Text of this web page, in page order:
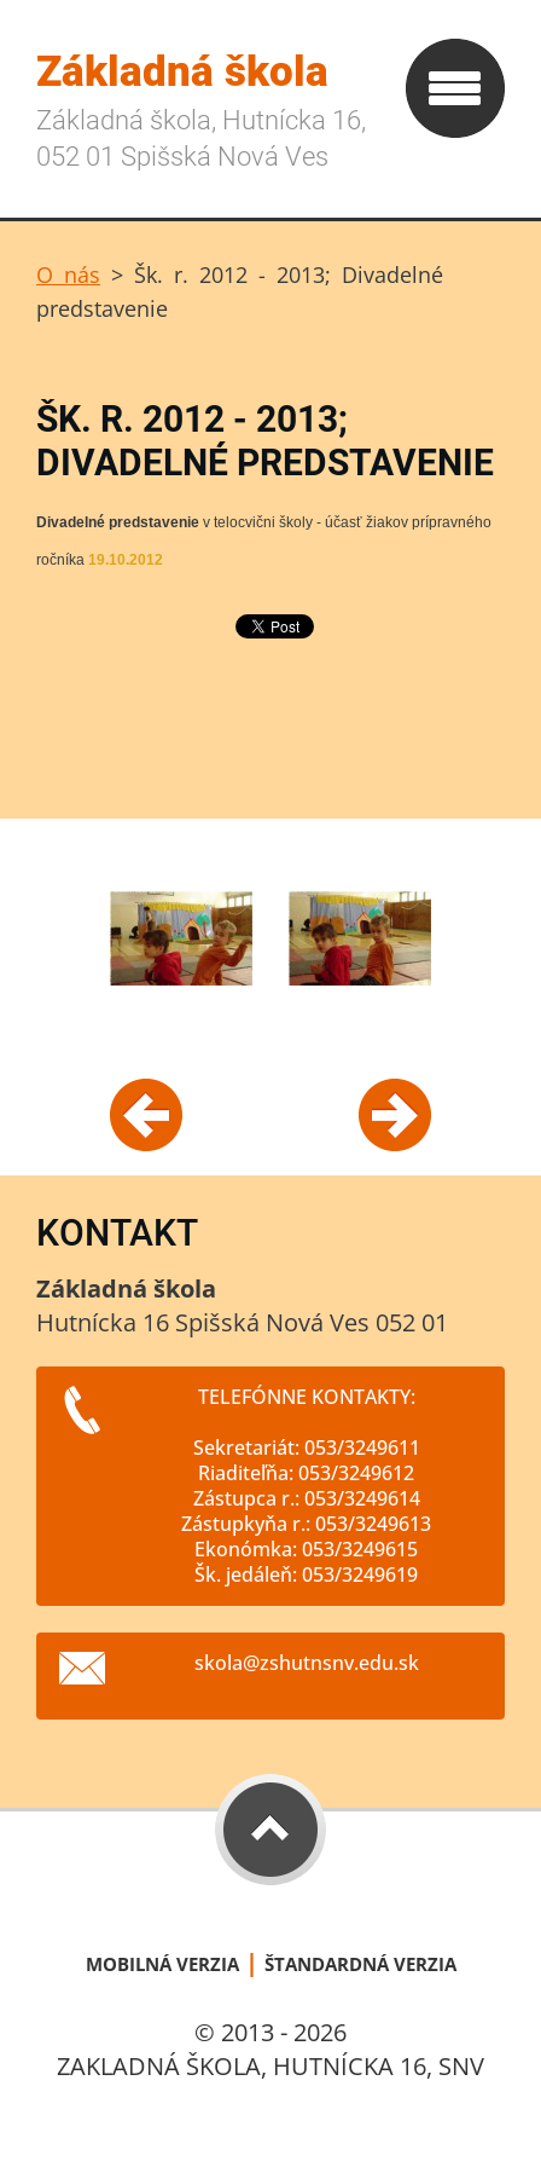
Základná škola
Základná škola, Hutnícka 16,
052 01 Spišská Nová Ves
O nás > Šk. r. 2012 - 2013; Divadelné
predstavenie
ŠK. R. 2012 - 2013;
DIVADELNÉ PREDSTAVENIE
Divadelné predstavenie v telocvični školy - účasť žiakov prípravného
ročníka 19.10.2012
KONTAKT
Základná škola
Hutnícka 16 Spišská Nová Ves 052 01
TELEFÓNNE KONTAKTY:
Sekretariát: 053/3249611
Riaditeľňa: 053/3249612
Zástupca r.: 053/3249614
Zástupkyňa r.: 053/3249613
Ekonómka: 053/3249615
Šk. jedáleň: 053/3249619
skola@zshutnsnv.edu.sk
MOBILNÁ VERZIA | ŠTANDARDNÁ VERZIA
© 2013 - 2026
ZAKLADNÁ ŠKOLA, HUTNÍCKA 16, SNV